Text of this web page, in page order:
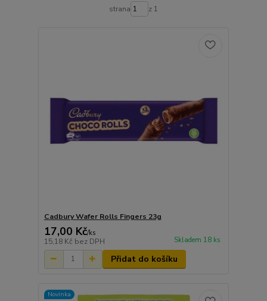
strana z 1
Cadbury Wafer Rolls Fingers 23g
17,00 Kč/ks
15,18 Kč bez DPH Skladem 18 ks
Přidat do košíku
Novinka